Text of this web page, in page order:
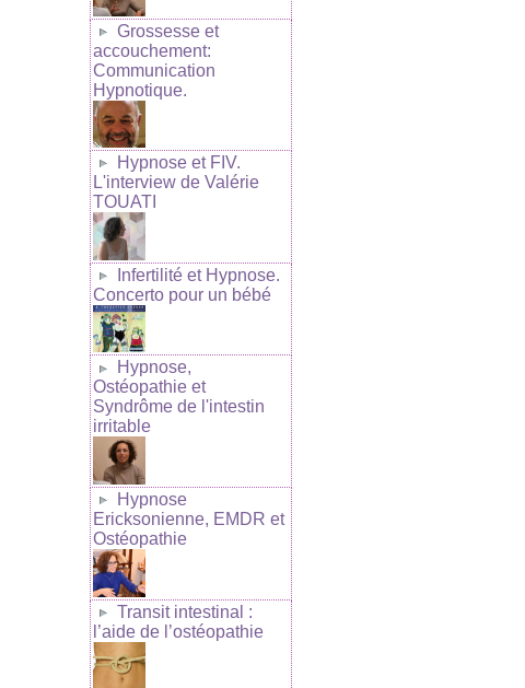
Grossesse et
accouchement:
Communication
Hypnotique.
Hypnose et FIV.
L'interview de Valérie
TOUATI
Infertilité et Hypnose.
Concerto pour un bébé
Hypnose,
Ostéopathie et
Syndrôme de l'intestin
irritable
Hypnose
Ericksonienne, EMDR et
Ostéopathie
Transit intestinal :
l’aide de l’ostéopathie